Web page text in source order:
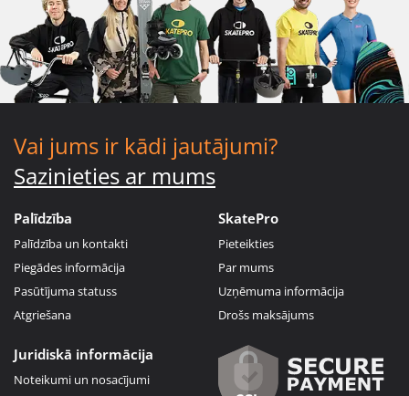
Vai jums ir kādi jautājumi?
Sazinieties ar mums
Palīdzība
Palīdzība un kontakti
Piegādes informācija
Pasūtījuma statuss
Atgriešana
SkatePro
Pieteikties
Par mums
Uzņēmuma informācija
Drošs maksājums
Juridiskā informācija
Noteikumi un nosacījumi